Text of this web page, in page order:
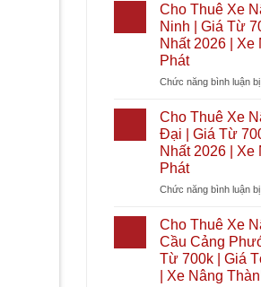
Cho Thuê Xe
Ninh | Giá Từ
Nhất 2026 | Xe
Phát
Chức năng bình luận
Cho Thuê Xe
Đại | Giá Từ
Nhất 2026 | Xe
Phát
Chức năng bình luận
Cho Thuê Xe
Cầu Cảng
Từ 700k | Giá
| Xe Nâng